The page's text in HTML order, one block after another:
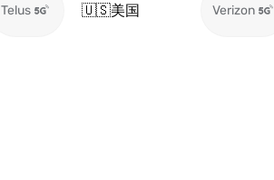
Telus 🇺🇸美国 Verizon